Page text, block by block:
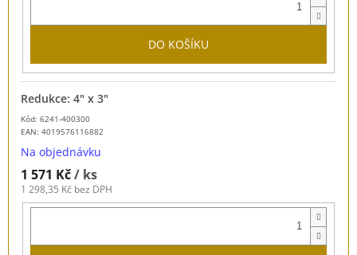
DO KOŠÍKU
Kód: 6241-400300
EAN: 4019576116882
Redukce: 4" x 3"
Na objednávku
1 571 Kč/ ks
1 298,35 Kč bez DPH